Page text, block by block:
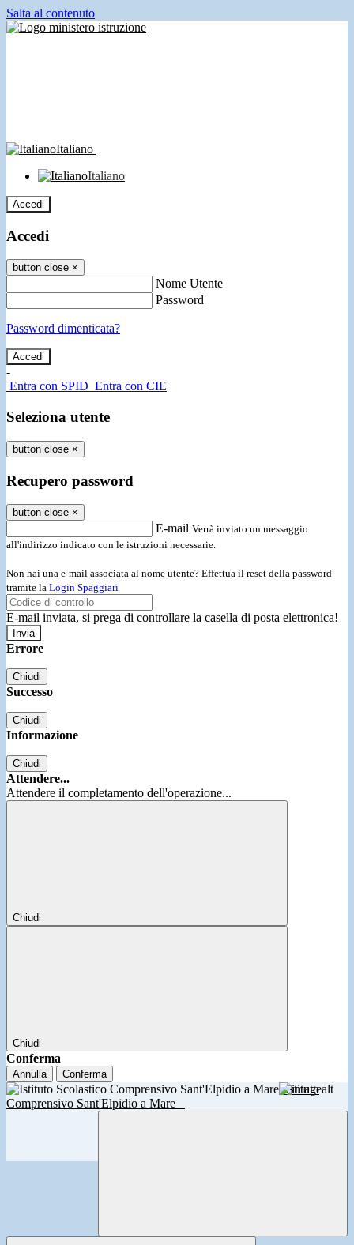
Salta al contenuto
Italiano
Italiano
Accedi
Accedi
button close ×
Nome Utente
Password
Password dimenticata?
-
Entra con SPID Entra con CIE
Seleziona utente
button close ×
Recupero password
button close ×
E-mail Verrà inviato un messaggio
all'indirizzo indicato con le istruzioni necessarie.
Non hai una e-mail associata al nome utente? Effettua il reset della password
tramite la Login Spaggiari
E-mail inviata, si prega di controllare la casella di posta elettronica!
Errore
Chiudi
Successo
Chiudi
Informazione
Chiudi
Attendere...
Attendere il completamento dell'operazione...
Chiudi
Chiudi
Conferma
Annulla Conferma
Istituto
Comprensivo Sant'Elpidio a Mare